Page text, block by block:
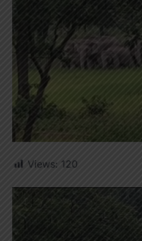
Views: 120